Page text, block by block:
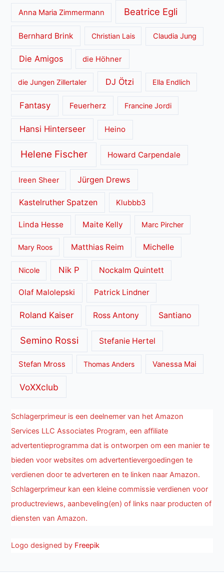
Anna Maria Zimmermann Beatrice Egli
Bernhard Brink Christian Lais Claudia Jung
Die Amigos die Höhner
die Jungen Zillertaler DJ Ötzi Ella Endlich
Fantasy Feuerherz Francine Jordi
Hansi Hinterseer Heino
Helene Fischer Howard Carpendale
Ireen Sheer Jürgen Drews
Kastelruther Spatzen Klubbb3
Linda Hesse Maite Kelly Marc Pircher
Mary Roos Matthias Reim Michelle
Nicole Nik P Nockalm Quintett
Olaf Malolepski Patrick Lindner
Roland Kaiser Ross Antony Santiano
Semino Rossi Stefanie Hertel
Stefan Mross Thomas Anders Vanessa Mai
VoXXclub
Schlagerprimeur is een deelnemer van het Amazon
Services LLC Associates Program, een affiliate
advertentieprogramma dat is ontworpen om een manier te
bieden voor websites om advertentievergoedingen te
verdienen door te adverteren en te linken naar Amazon.
Schlagerprimeur kan een kleine commissie verdienen voor
productreviews, aanbeveling(en) of links naar producten of
diensten van Amazon.
Logo designed by Freepik